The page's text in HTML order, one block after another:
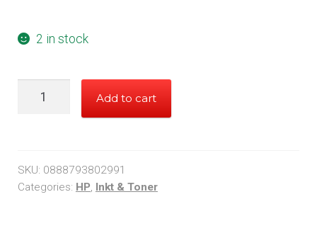
2 in stock
Add to cart
SKU: 0888793802991
Categories: HP, Inkt & Toner